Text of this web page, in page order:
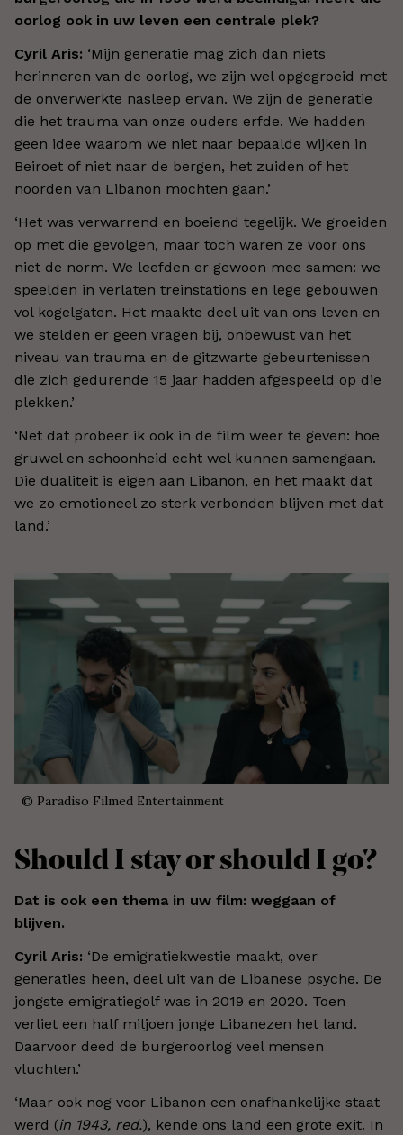
oorlog ook in uw leven een centrale plek?
Cyril Aris: ‘Mijn generatie mag zich dan niets
herinneren van de oorlog, we zijn wel opgegroeid met
de onverwerkte nasleep ervan. We zijn de generatie
die het trauma van onze ouders erfde. We hadden
geen idee waarom we niet naar bepaalde wijken in
Beiroet of niet naar de bergen, het zuiden of het
noorden van Libanon mochten gaan.’
‘Het was verwarrend en boeiend tegelijk. We groeiden
op met die gevolgen, maar toch waren ze voor ons
niet de norm. We leefden er gewoon mee samen: we
speelden in verlaten treinstations en lege gebouwen
vol kogelgaten. Het maakte deel uit van ons leven en
we stelden er geen vragen bij, onbewust van het
niveau van trauma en de gitzwarte gebeurtenissen
die zich gedurende 15 jaar hadden afgespeeld op die
plekken.’
‘Net dat probeer ik ook in de film weer te geven: hoe
gruwel en schoonheid echt wel kunnen samengaan.
Die dualiteit is eigen aan Libanon, en het maakt dat
we zo emotioneel zo sterk verbonden blijven met dat
land.’
© Paradiso Filmed Entertainment
Should I stay or should I go?
Dat is ook een thema in uw film: weggaan of
blijven.
Cyril Aris: ‘De emigratiekwestie maakt, over
generaties heen, deel uit van de Libanese psyche. De
jongste emigratiegolf was in 2019 en 2020. Toen
verliet een half miljoen jonge Libanezen het land.
Daarvoor deed de burgeroorlog veel mensen
vluchten.’
‘Maar ook nog voor Libanon een onafhankelijke staat
werd (in 1943, red.), kende ons land een grote exit. In